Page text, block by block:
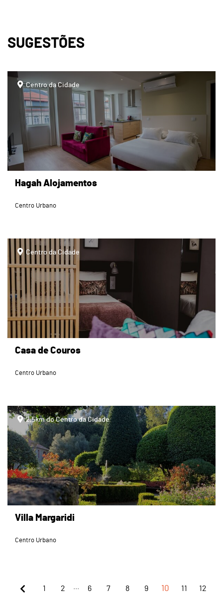
SUGESTÕES
page
Centro da Cidade
Hagah Alojamentos
Centro Urbano
page
Centro da Cidade
Casa de Couros
Centro Urbano
page
2,5km do Centro da Cidade
Villa Margaridi
Centro Urbano
1 2 6 7 8 9 10 11 12